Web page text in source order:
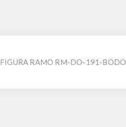
FIGURA RAMO RM-DO-191-BODO